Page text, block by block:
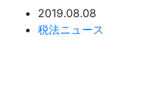
2019.08.08
税法ニュース